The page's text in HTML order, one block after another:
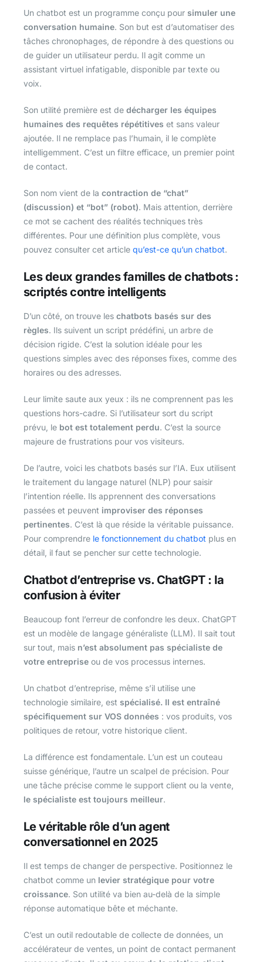
Un chatbot est un programme conçu pour simuler une
conversation humaine. Son but est d’automatiser des
tâches chronophages, de répondre à des questions ou
de guider un utilisateur perdu. Il agit comme un
assistant virtuel infatigable, disponible par texte ou
voix.
Son utilité première est de décharger les équipes
humaines des requêtes répétitives et sans valeur
ajoutée. Il ne remplace pas l’humain, il le complète
intelligemment. C’est un filtre efficace, un premier point
de contact.
Son nom vient de la contraction de “chat”
(discussion) et “bot” (robot). Mais attention, derrière
ce mot se cachent des réalités techniques très
différentes. Pour une définition plus complète, vous
pouvez consulter cet article qu’est-ce qu’un chatbot.
Les deux grandes familles de chatbots :
scriptés contre intelligents
D’un côté, on trouve les chatbots basés sur des
règles. Ils suivent un script prédéfini, un arbre de
décision rigide. C’est la solution idéale pour les
questions simples avec des réponses fixes, comme des
horaires ou des adresses.
Leur limite saute aux yeux : ils ne comprennent pas les
questions hors-cadre. Si l’utilisateur sort du script
prévu, le bot est totalement perdu. C’est la source
majeure de frustrations pour vos visiteurs.
De l’autre, voici les chatbots basés sur l’IA. Eux utilisent
le traitement du langage naturel (NLP) pour saisir
l’intention réelle. Ils apprennent des conversations
passées et peuvent improviser des réponses
pertinentes. C’est là que réside la véritable puissance.
Pour comprendre le fonctionnement du chatbot plus en
détail, il faut se pencher sur cette technologie.
Chatbot d’entreprise vs. ChatGPT : la
confusion à éviter
Beaucoup font l’erreur de confondre les deux. ChatGPT
est un modèle de langage généraliste (LLM). Il sait tout
sur tout, mais n’est absolument pas spécialiste de
votre entreprise ou de vos processus internes.
Un chatbot d’entreprise, même s’il utilise une
technologie similaire, est spécialisé. Il est entraîné
spécifiquement sur VOS données : vos produits, vos
politiques de retour, votre historique client.
La différence est fondamentale. L’un est un couteau
suisse générique, l’autre un scalpel de précision. Pour
une tâche précise comme le support client ou la vente,
le spécialiste est toujours meilleur.
Le véritable rôle d’un agent
conversationnel en 2025
Il est temps de changer de perspective. Positionnez le
chatbot comme un levier stratégique pour votre
croissance. Son utilité va bien au-delà de la simple
réponse automatique bête et méchante.
C’est un outil redoutable de collecte de données, un
accélérateur de ventes, un point de contact permanent